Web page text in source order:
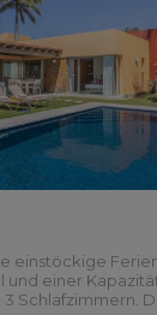
einstöckige
einer
Schlafzimmern.